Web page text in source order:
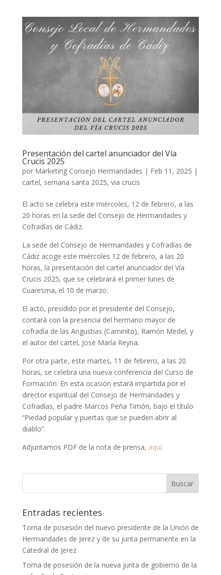
Presentación del cartel anunciador del Vía
Crucis 2025
por Marketing Consejo Hermandades | Feb 11, 2025 |
cartel, semana santa 2025, via crucis
El acto se celebra este miércoles, 12 de febrero, a las
20 horas en la sede del Consejo de Hermandades y
Cofradías de Cádiz.
La sede del Consejo de Hermandades y Cofradías de
Cádiz acoge este miércoles 12 de febrero, a las 20
horas, la presentación del cartel anunciador del Vía
Crucis 2025, que se celebrará el primer lunes de
Cuaresma, el 10 de marzo.
El acto, presidido por el presidente del Consejo,
contará con la presencia del hermano mayor de
cofradía de las Angustias (Caminito), Ramón Medel, y
el autor del cartel, José María Reyna.
Por otra parte, este martes, 11 de febrero, a las 20
horas, se celebra una nueva conferencia del Curso de
Formación. En esta ocasión estará impartida por el
director espiritual del Consejo de Hermandades y
Cofradías, el padre Marcos Peña Timón, bajo el título
“Piedad popular y puertas que se pueden abrir al
diablo”.
Adjuntamos PDF de la nota de prensa, aquí.
Entradas recientes
Toma de posesión del nuevo presidente de la Unión de
Hermandades de Jerez y de su junta permanente en la
Catedral de Jerez
Toma de posesión de la nueva junta de gobierno de la